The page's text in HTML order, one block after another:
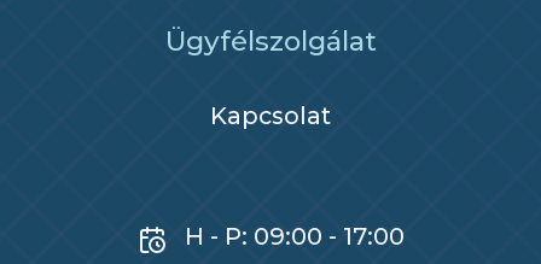
Ügyfélszolgálat
Kapcsolat
H - P: 09:00 - 17:00